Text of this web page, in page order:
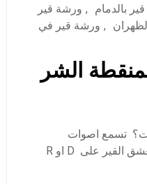
بالدمام , ورشة قير
, ورشة قير في
الشر
تسمع اصوات
طقطقة اسفل ناقل الحركة؟ تشعر بصعوبة اثناء تحريك الفتيس؟ هل تكون معشق القير على D او R